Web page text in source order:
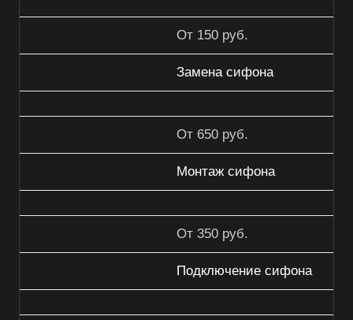
От 150 руб.
Замена сифона
От 650 руб.
Монтаж сифона
От 350 руб.
Подключение сифона